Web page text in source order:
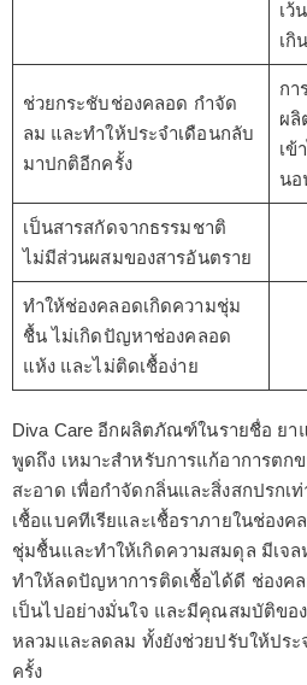
เว้
เกิ
ช่วยกระชับช่องคลอด กำจัด
ลม และทำให้ประจำเดือนกลับ
มาปกติอีกครั้ง
กา
ผลิ
เข้
นอ
เป็นสารสกัดจากธรรมชาติ
ไม่มีส่วนผสมของสารอันตราย
ทำให้ช่องคลอดเกิดความชุ่ม
ชื้น ไม่เกิดปัญหาช่องคลอด
แห้ง และไม่ติดเชื้อง่าย
Diva Care อีกผลิตภัณฑ์ในรายชื่อ ย
พูดถึง เหมาะสำหรับการแก้อาการตก
สะอาด เพื่อกำจัดกลิ่นและสิ่งสกปรกเ
เชื้อแบคทีเรียและเชื้อราภายในช่อง
ชุ่มชื้นและทำให้เกิดความสมดุล มีเจ
ทำให้ลดปัญหาการติดเชื้อได้ดี ช่องคล
เป็นไปอย่างมั่นใจ และมีคุณสมบัติขอ
หลวมและลดลม ทั้งยังช่วยปรับให้ปร
ครั้ง